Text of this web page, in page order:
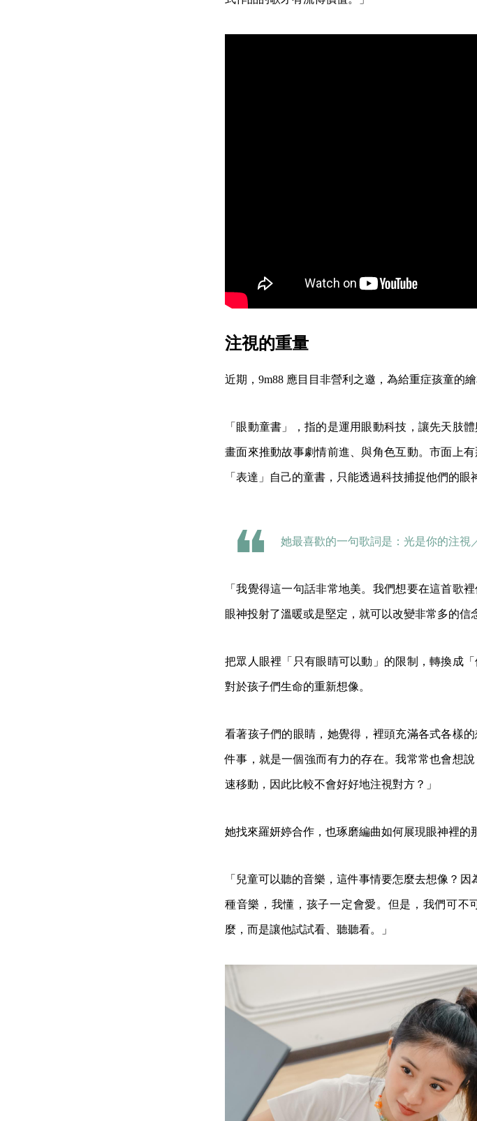
注視的重量
近期，9m88 應目目非營利之邀，為給重症孩童的
「眼動童書」，指的是運用眼動科技，讓先天肢
畫面來推動故事劇情前進、與角色互動。市面上
「表達」自己的童書，只能透過科技捕捉他們的眼
她最喜歡的一句歌詞是：光是你的注
「我覺得這一句話非常地美。我們想要在這首歌
眼神投射了溫暖或是堅定，就可以改變非常多的信
把眾人眼裡「只有眼睛可以動」的限制，轉換成
對於孩子們生命的重新想像。
看著孩子們的眼睛，她覺得，裡頭充滿各式各樣
件事，就是一個強而有力的存在。我常常也會想
速移動，因此比較不會好好地注視對方？」
她找來羅妍婷合作，也琢磨編曲如何展現眼神裡的
「兒童可以聽的音樂，這件事情要怎麼去想像？
種音樂，我懂，孩子一定會愛。但是，我們可
麼，而是讓他試試看、聽聽看。」